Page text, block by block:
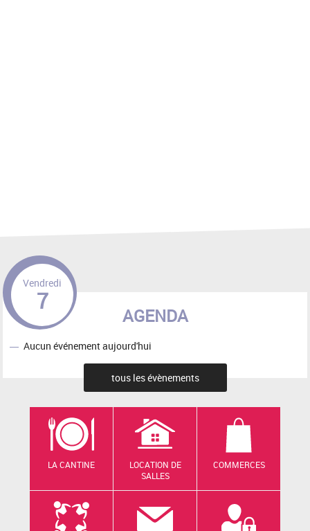
AGENDA
Vendredi
7
Aucun événement aujourd'hui
tous les évènements
LA CANTINE
LOCATION DE
SALLES
COMMERCES